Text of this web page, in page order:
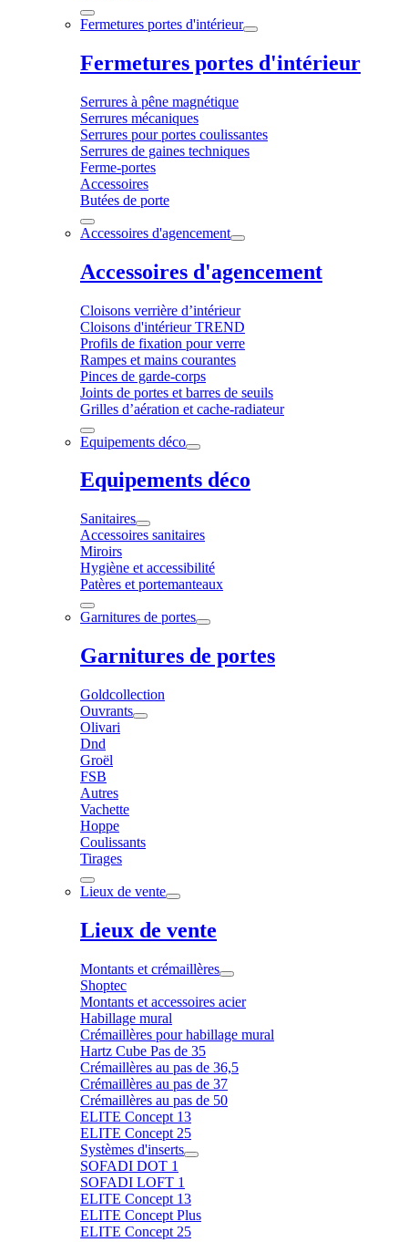
Fermetures portes d'intérieur
Fermetures portes d'intérieur
Serrures à pêne magnétique
Serrures mécaniques
Serrures pour portes coulissantes
Serrures de gaines techniques
Ferme-portes
Accessoires
Butées de porte
Accessoires d'agencement
Accessoires d'agencement
Cloisons verrière d’intérieur
Cloisons d'intérieur TREND
Profils de fixation pour verre
Rampes et mains courantes
Pinces de garde-corps
Joints de portes et barres de seuils
Grilles d’aération et cache-radiateur
Equipements déco
Equipements déco
Sanitaires
Accessoires sanitaires
Miroirs
Hygiène et accessibilité
Patères et portemanteaux
Garnitures de portes
Garnitures de portes
Goldcollection
Ouvrants
Olivari
Dnd
Groël
FSB
Autres
Vachette
Hoppe
Coulissants
Tirages
Lieux de vente
Lieux de vente
Montants et crémaillères
Shoptec
Montants et accessoires acier
Habillage mural
Crémaillères pour habillage mural
Hartz Cube Pas de 35
Crémaillères au pas de 36,5
Crémaillères au pas de 37
Crémaillères au pas de 50
ELITE Concept 13
ELITE Concept 25
Systèmes d'inserts
SOFADI DOT 1
SOFADI LOFT 1
ELITE Concept 13
ELITE Concept Plus
ELITE Concept 25